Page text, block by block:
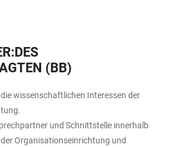
(BB)
wissenschaftlichen Interessen der
und Schnittstelle innerhalb
Organisationseinrichtung und